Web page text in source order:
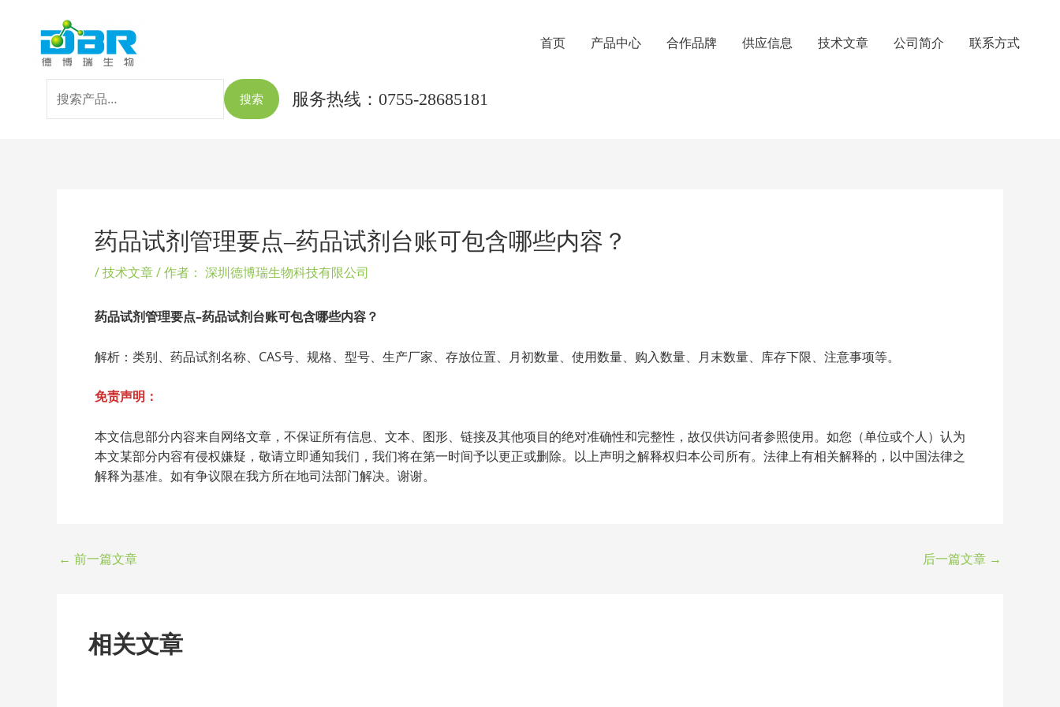
首页 产品中心 合作品牌 供应信息 技术文章 公司简介 联系方式
索：
搜索 服务热线：0755-28685181
药品试剂管理要点–药品试剂台账可包含哪些内容？
/技术文章/ 作者： 深圳德博瑞生物科技有限公司
药品试剂管理要点–药品试剂台账可包含哪些内容？
解析：类别、药品试剂名称、CAS号、规格、型号、生产厂家、存放位置、月初数量、使用数量、购入数量、月末数量、库存下限、注意事项等。
免责声明：
本文信息部分内容来自网络文章，不保证所有信息、文本、图形、链接及其他项目的绝对准确性和完整性，故仅供访问者参照使用。如您（单位或个人）认为
本文某部分内容有侵权嫌疑，敬请立即通知我们，我们将在第一时间予以更正或删除。以上声明之解释权归本公司所有。法律上有相关解释的，以中国法律之
解释为基准。如有争议限在我方所在地司法部门解决。谢谢。
← 前一篇文章 后一篇文章 →
相关文章